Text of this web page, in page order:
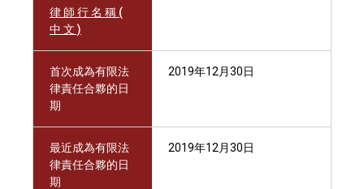
律 師 行 名 稱 (
中 文 )
首次成為有限法
律責任合夥的日
期
2019年12月30日
最近成為有限法
律責任合夥的日
期
2019年12月30日